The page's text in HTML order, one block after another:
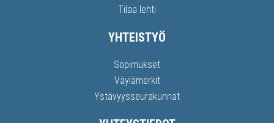
Tilaa lehti
YHTEISTYÖ
Sopimukset
Väylämerkit
Ystävyysseurakunnat